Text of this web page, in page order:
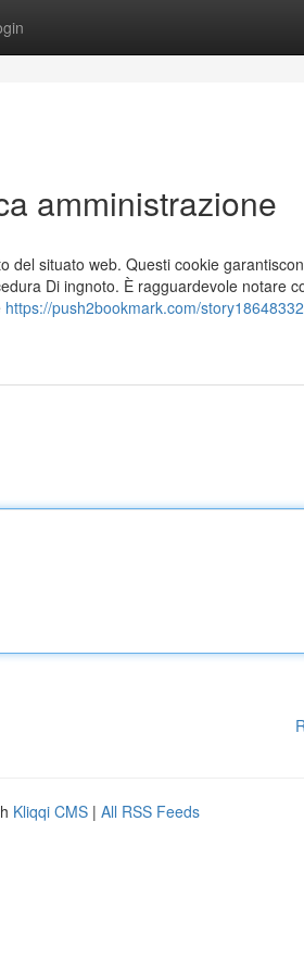
amministrazione
del situato web. Questi cookie
Di ingnoto. È ragguardevole notare
https://push2bookmark.com/
Kliqqi CMS | All RSS Feeds